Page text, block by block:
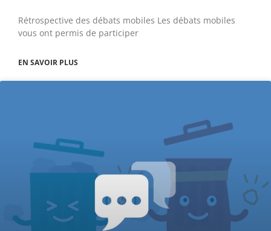
Rétrospective des débats mobiles Les débats mobiles
vous ont permis de participer
EN SAVOIR PLUS